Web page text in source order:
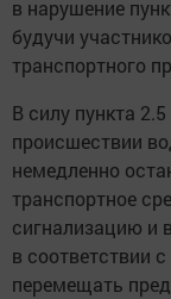
в нарушение
будучи
транспортного
В силу пункта
происшествии
немедленно
транспортное
сигнализацию и
в соответствии
перемещать